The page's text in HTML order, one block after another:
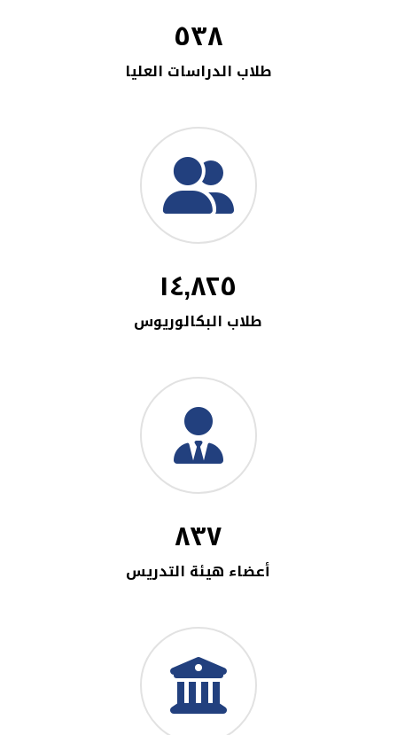
٥٣٨
طلاب الدراسات العليا
١٤,٨٢٥
طلاب البكالوريوس
٨٣٧
أعضاء هيئة التدريس